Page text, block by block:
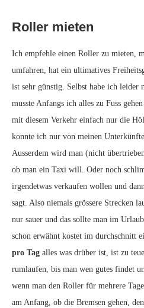
Roller mieten
Ich empfehle einen Roller zu mieten,
umfahren, hat ein ultimatives
ist sehr günstig. Selbst habe ich leider
musste Anfangs ich alles zu Fuss
mit diesem Verkehr einfach nur die
konnte ich nur von meinen
Ausserdem wird man (nicht
ob man ein Taxi will. Oder noch
irgendetwas verkaufen wollen und
sagt. Also niemals grössere Strecken
nur sauer und das sollte man im
schon erwähnt kostet im durchschnitt
pro Tag alles was drüber ist, ist zu
rumlaufen, bis man wen gutes findet
wenn man den Roller für mehrere
am Anfang, ob die Bremsen gehen,